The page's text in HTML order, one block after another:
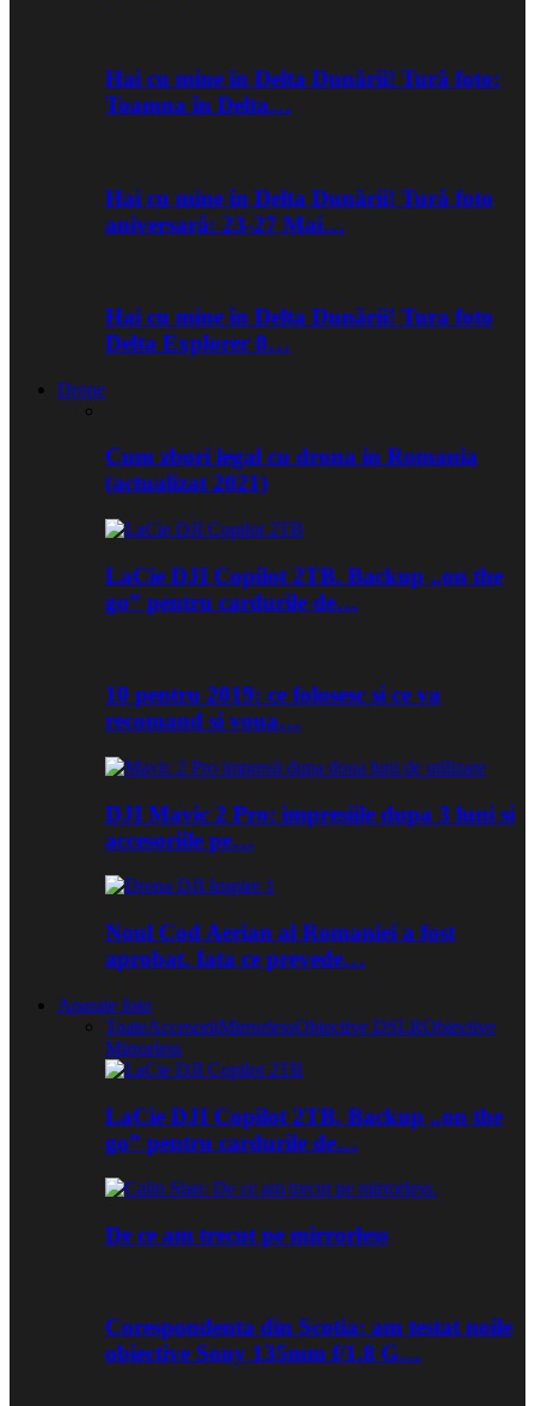
Hai cu mine în Delta Dunării! Tură foto:
Toamna în Delta…
Hai cu mine în Delta Dunării! Tură foto
aniversară: 23-27 Mai…
Hai cu mine în Delta Dunării! Tura foto
Delta Explorer 8…
Drone
Cum zbori legal cu drona in Romania
(actualizat 2021)
LaCie DJI Copilot 2TB. Backup „on the
go” pentru cardurile de…
10 pentru 2019: ce folosesc si ce va
recomand si voua…
DJI Mavic 2 Pro: impresiile dupa 3 luni si
accesoriile pe…
Noul Cod Aerian al Romaniei a fost
aprobat. Iata ce prevede…
Aparate foto
ToateAccesoriiMirrorlessObiective DSLRObiective
Mirrorless
LaCie DJI Copilot 2TB. Backup „on the
go” pentru cardurile de…
De ce am trecut pe mirrorless
Corespondenta din Scotia: am testat noile
obiective Sony 135mm f/1.8 G…